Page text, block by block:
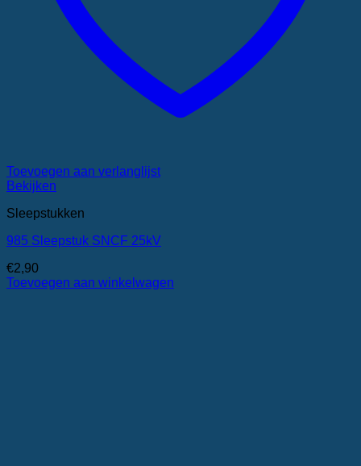
Toevoegen aan verlanglijst
Bekijken
Sleepstukken
985 Sleepstuk SNCF 25kV
€2,90
Toevoegen aan winkelwagen